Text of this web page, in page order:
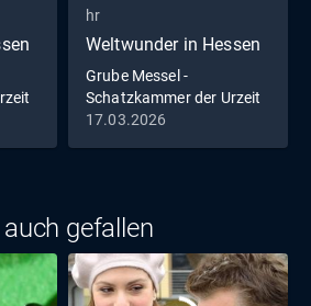
hr
Weltwunder in Hessen
Grube Messel -
Schatzkammer der Urzeit
17.03.2026
gefallen